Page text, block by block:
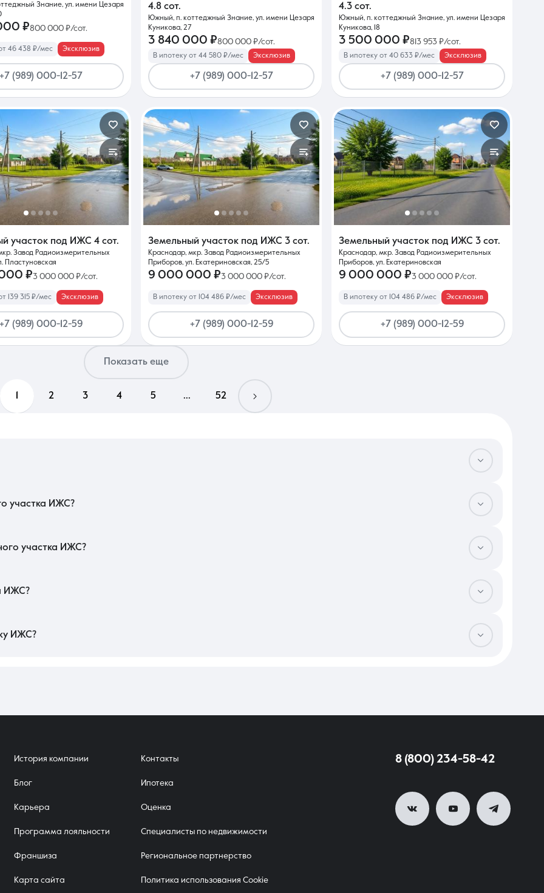
Знание, ул. имени Цезаря
₽800 000 ₽/сот.
46 438 ₽/мес Эксклюзив
(989) 000-12-57
4.8 сот.
Южный, п. коттеджный Знание, ул. имени Цезаря
Куникова, 27
3 840 000 ₽800 000 ₽/сот.
В ипотеку от 44 580 ₽/мес Эксклюзив
+7 (989) 000-12-57
4.3 сот.
Южный, п. коттеджный Знание, ул. имени Цезаря
Куникова, 18
3 500 000 ₽813 953 ₽/сот.
В ипотеку от 40 633 ₽/мес Эксклюзив
+7 (989) 000-12-57
участок под ИЖС 4 сот.
Завод Радиоизмерительных
Пластуновская
₽3 000 000 ₽/сот.
139 315 ₽/мес Эксклюзив
(989) 000-12-59
Земельный участок под ИЖС 3 сот.
Краснодар, мкр. Завод Радиоизмерительных
Приборов, ул. Екатериновская, 25/5
9 000 000 ₽3 000 000 ₽/сот.
В ипотеку от 104 486 ₽/мес Эксклюзив
+7 (989) 000-12-59
Земельный участок под ИЖС 3 сот.
Краснодар, мкр. Завод Радиоизмерительных
Приборов, ул. Екатериновская
9 000 000 ₽3 000 000 ₽/сот.
В ипотеку от 104 486 ₽/мес Эксклюзив
+7 (989) 000-12-59
Показать еще
1 2 3 4 5 ... 52
участка ИЖС?
участка ИЖС?
ИЖС?
ИЖС?
История компании
Блог
Карьера
Программа лояльности
Франшиза
Карта сайта
Контакты
Ипотека
Оценка
Специалисты по недвижимости
Региональное партнерство
Политика использования Cookie
8 (800) 234-58-42